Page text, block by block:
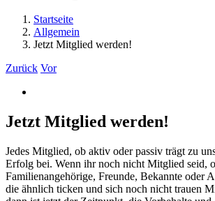
Startseite
Allgemein
Jetzt Mitglied werden!
Zurück Vor
Bild
Jetzt Mitglied werden!
Jedes Mitglied, ob aktiv oder passiv trägt zu
Erfolg bei. Wenn ihr noch nicht Mitglied seid,
Familienangehörige, Freunde, Bekannte oder
die ähnlich ticken und sich noch nicht trauen